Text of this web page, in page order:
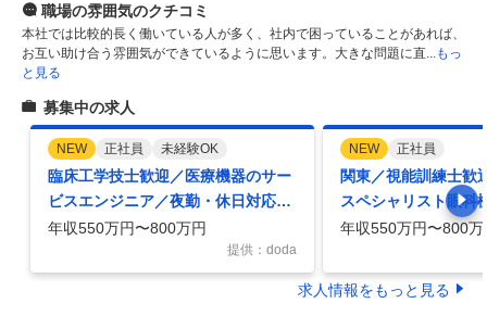
職場の雰囲気のクチコミ
本社では比較的長く働いている人が多く、社内で困っていることがあれば、
お互い助け合う雰囲気ができているように思います。大きな問題に直 ...もっ
と見る
募集中の求人
NEW 正社員 未経験OK
臨床工学技士歓迎／医療機器のサー
ビスエンジニア／夜勤・休日対応ほ
ぼ無／土日祝休み／千葉エリア
年収550万円〜800万円
提供：doda
NEW 正社員
関東／視能訓練士歓
スペシャリスト眼科
ー／多様なキャリア
年収550万円〜800万
求人情報をもっと見る